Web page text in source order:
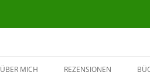
ÜBER MICH REZENSIONEN